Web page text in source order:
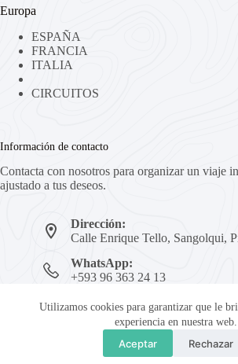
Utilizamos cookies para garantizar que le
experiencia en nuestra web.
Aceptar Rechazar
Europa
ESPAÑA
FRANCIA
ITALIA
CIRCUITOS
Información de contacto
Contacta con nosotros para organizar un viaje
ajustado a tus deseos.
Dirección:
Calle Enrique Tello, Sangolqui,
WhatsApp:
+593 96 363 24 13
Mail:
reservas@viajesaftin.com
Representaciones Aftin, S.A.S.
- Sitio creado
- Copyright © desde 2012
Podemos